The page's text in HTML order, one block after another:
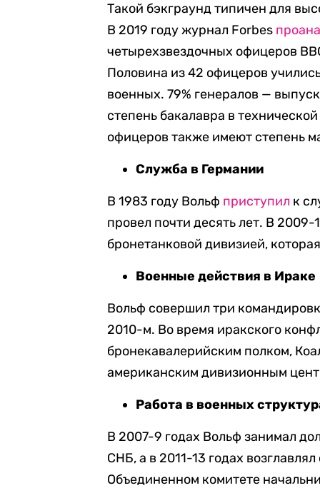
Такой бэкграунд типичен для
В 2019 году журнал Forbes
четырехзвездочных офицеров
Половина из 42 офицеров
военных. 79% генералов —
степень бакалавра в
офицеров также имеют степень
Служба в Германии
В 1983 году Вольф приступил к
провел почти десять лет. В
бронетанковой дивизией,
Военные действия в Ираке
Вольф совершил три
2010-м. Во время иракского
бронекавалерийским полком,
американским дивизионным
Работа в военных
В 2007-9 годах Вольф занимал
СНБ, а в 2011-13 годах
Объединенном комитете